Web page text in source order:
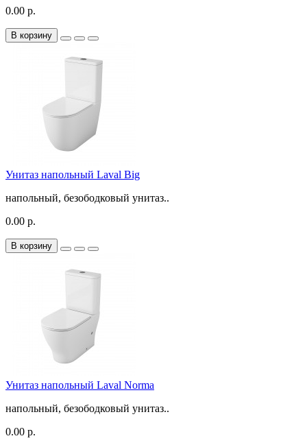
0.00 р.
В корзину
Унитаз напольный Laval Big
напольный, безободковый унитаз..
0.00 р.
В корзину
Унитаз напольный Laval Norma
напольный, безободковый унитаз..
0.00 р.